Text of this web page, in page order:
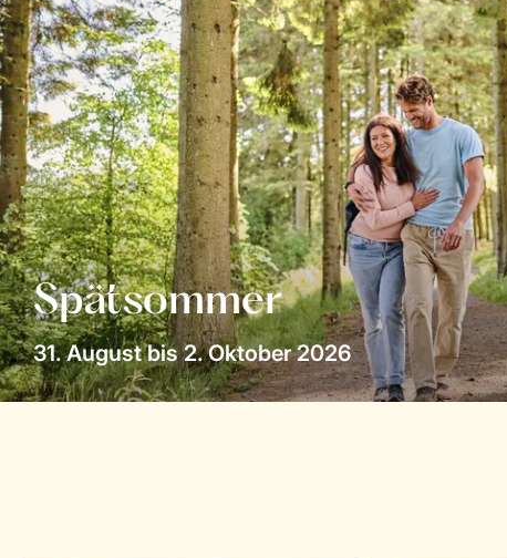
Spätsommer
31. August bis 2. Oktober 2026